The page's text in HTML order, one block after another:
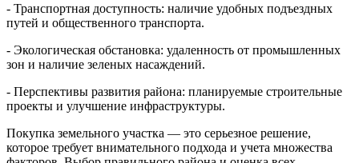
- Транспортная доступность: наличие удобных подъездных
путей и общественного транспорта.
- Экологическая обстановка: удаленность от промышленных
зон и наличие зеленых насаждений.
- Перспективы развития района: планируемые строительные
проекты и улучшение инфраструктуры.
Покупка земельного участка — это серьезное решение,
которое требует внимательного подхода и учета множества